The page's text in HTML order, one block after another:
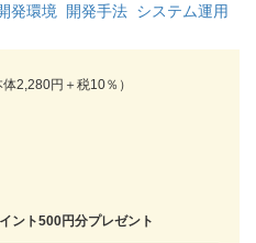
発環境 開発手法 システム運用
体2,280円＋税10％）
ント500円分プレゼント